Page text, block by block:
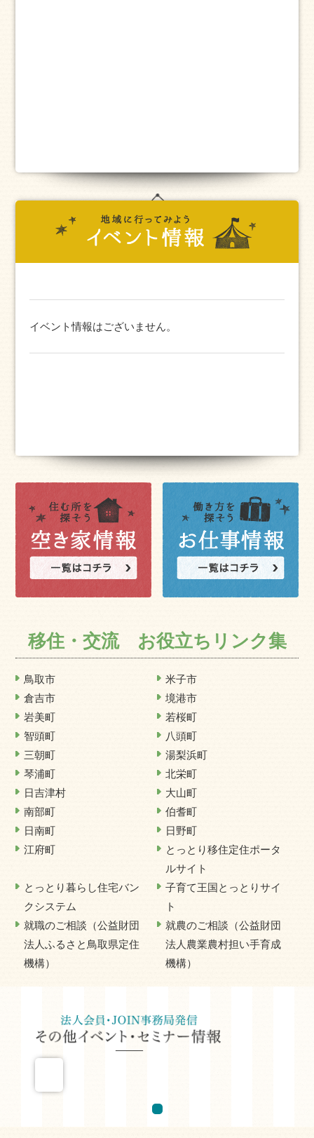
イベント情報はございません。
移住・交流 お役立ちリンク集
鳥取市
米子市
倉吉市
境港市
岩美町
若桜町
智頭町
八頭町
三朝町
湯梨浜町
琴浦町
北栄町
日吉津村
大山町
南部町
伯耆町
日南町
日野町
江府町
とっとり移住定住ポータ
ルサイト
とっとり暮らし住宅バン
クシステム
子育て王国とっとりサイ
ト
就職のご相談（公益財団
法人ふるさと鳥取県定住
機構）
就農のご相談（公益財団
法人農業農村担い手育成
機構）